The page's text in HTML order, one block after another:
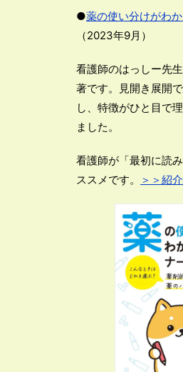
●薬の使い分けがわ
（2023年9月）
看護師のはっしー先
著です。見開き展開
し、特徴がひと目で
ました。
看護師が「最初に読
ススメです。
＞＞紹